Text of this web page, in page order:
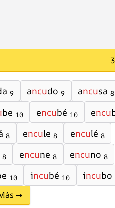
9 ancudo 9 ancusa 8
be 10 encubé 10 encu
8 encule 8 enculé 8
8 encune 8 encuno 8
10 incubé 10 incubo
→